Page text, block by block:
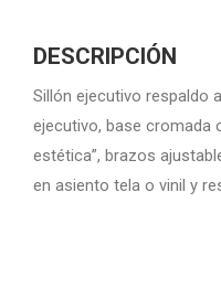
DESCRIPCIÓN
Sillón ejecutivo respaldo
ejecutivo, base cromada
estética”, brazos
en asiento tela o vinil y